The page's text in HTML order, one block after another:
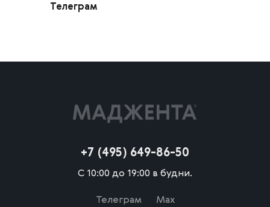
Телеграм
+7 (495) 649-86-50
С 10:00 до 19:00 в будни.
Телеграм
Max